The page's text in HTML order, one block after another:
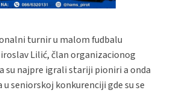
turnir u malom fudbalu
Lilić, član organizacionog
su najpre igrali stariji pioniri a onda
seniorskoj konkurenciji gde su se